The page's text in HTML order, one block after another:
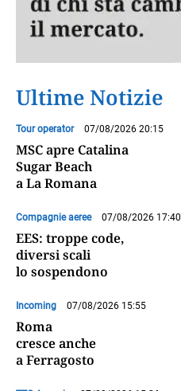
Ultime Notizie
Tour operator 07/08/2026 20:15
MSC apre Catalina
Sugar Beach
a La Romana
Compagnie aeree 07/08/2026 17:40
EES: troppe code,
diversi scali
lo sospendono
Incoming 07/08/2026 15:55
Roma
cresce anche
a Ferragosto